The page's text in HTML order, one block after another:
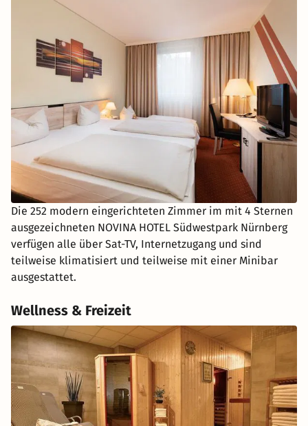
Die 252 modern eingerichteten Zimmer im mit 4 Sternen
ausgezeichneten NOVINA HOTEL Südwestpark Nürnberg
verfügen alle über Sat-TV, Internetzugang und sind
teilweise klimatisiert und teilweise mit einer Minibar
ausgestattet.
Wellness & Freizeit